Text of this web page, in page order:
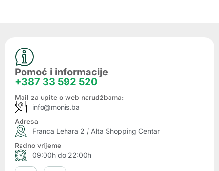
Pomoć i informacije
+387 33 592 520
Mail za upite o web narudžbama:
info@monis.ba
Adresa
Franca Lehara 2 / Alta Shopping Centar
Radno vrijeme
09:00h do 22:00h